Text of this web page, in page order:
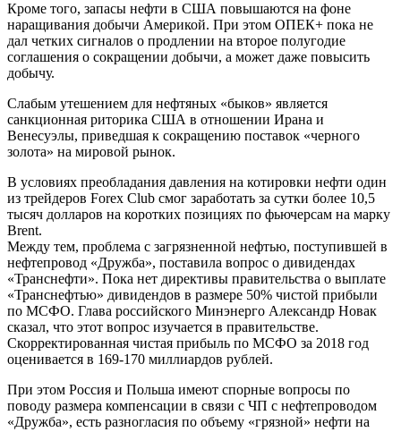
Кроме того, запасы нефти в США повышаются на фоне
наращивания добычи Америкой. При этом ОПЕК+ пока не
дал четких сигналов о продлении на второе полугодие
соглашения о сокращении добычи, а может даже повысить
добычу.
Слабым утешением для нефтяных «быков» является
санкционная риторика США в отношении Ирана и
Венесуэлы, приведшая к сокращению поставок «черного
золота» на мировой рынок.
В условиях преобладания давления на котировки нефти один
из трейдеров Forex Club смог заработать за сутки более 10,5
тысяч долларов на коротких позициях по фьючерсам на марку
Brent.
Между тем, проблема с загрязненной нефтью, поступившей в
нефтепровод «Дружба», поставила вопрос о дивидендах
«Транснефти». Пока нет директивы правительства о выплате
«Транснефтью» дивидендов в размере 50% чистой прибыли
по МСФО. Глава российского Минэнерго Александр Новак
сказал, что этот вопрос изучается в правительстве.
Скорректированная чистая прибыль по МСФО за 2018 год
оценивается в 169-170 миллиардов рублей.
При этом Россия и Польша имеют спорные вопросы по
поводу размера компенсации в связи с ЧП с нефтепроводом
«Дружба», есть разногласия по объему «грязной» нефти на